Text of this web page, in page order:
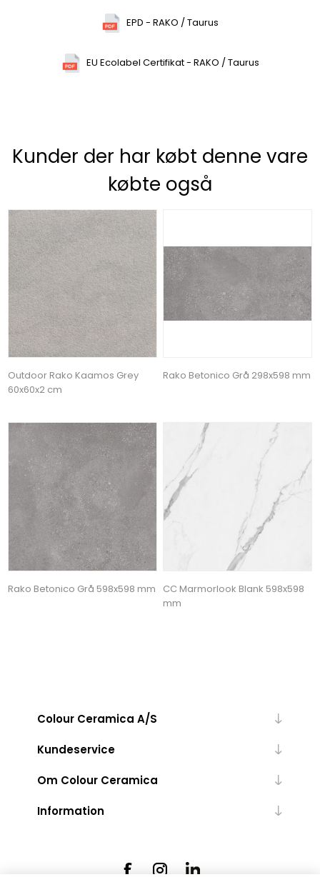
EPD - RAKO / Taurus
EU Ecolabel Certifikat - RAKO / Taurus
Kunder der har købt denne vare
købte også
Outdoor Rako Kaamos Grey
60x60x2 cm
Rako Betonico Grå 298x598 mm
Rako Betonico Grå 598x598 mm
CC Marmorlook Blank 598x598
mm
Colour Ceramica A/S
Kundeservice
Om Colour Ceramica
Information